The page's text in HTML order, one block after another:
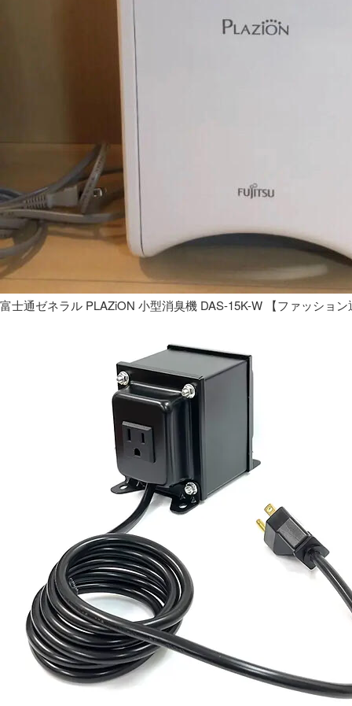
富士通ゼネラル PLAZiON 小型消臭機 DAS-15K-W 【ファッション